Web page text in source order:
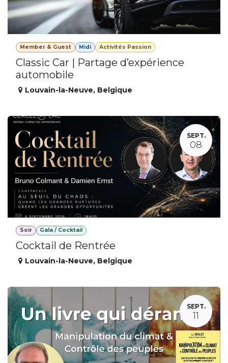
Member & Guest Midi Activités Passion
Classic Car | Partage d’expérience
automobile
Louvain-la-Neuve, Belgique
SEPT.
08
Soir Gala / Cocktail
Cocktail de Rentrée
Louvain-la-Neuve, Belgique
SEPT.
11